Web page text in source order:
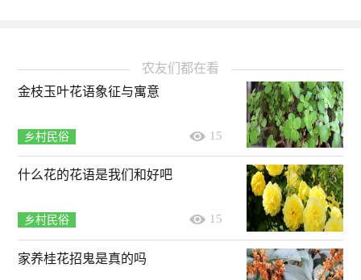
农友们都在看
金枝玉叶花语象征与寓意
乡村民俗 15
什么花的花语是我们和好吧
乡村民俗 15
家养桂花招鬼是真的吗